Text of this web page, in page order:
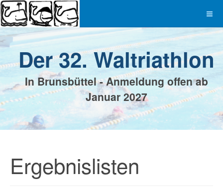
Der 32. Waltriathlon
In Brunsbüttel - Anmeldung offen ab
Januar 2027
Ergebnislisten